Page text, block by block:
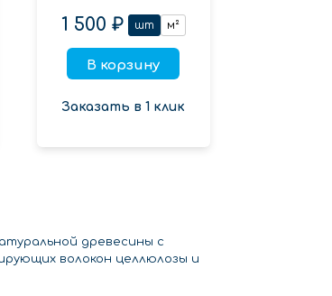
1 500 ₽ шт м²
В корзину
Заказать в 1 клик
древесины с
волокон целлюлозы и